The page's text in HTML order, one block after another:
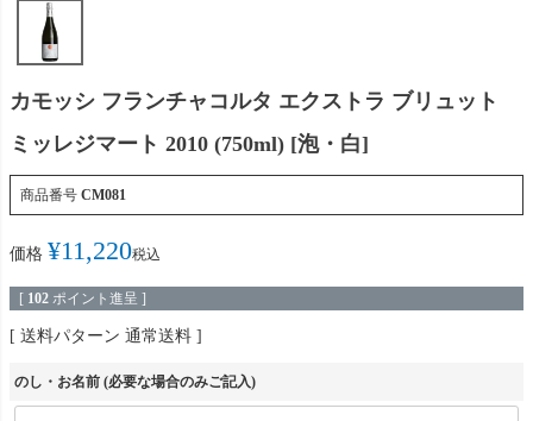
カモッシ フランチャコルタ エクストラ ブリュット
ミッレジマート 2010 (750ml) [泡・白]
商品番号 CM081
価格 ¥11,220税込
[ 102 ポイント進呈 ]
送料パターン 通常送料
のし・お名前 (必要な場合のみご記入)